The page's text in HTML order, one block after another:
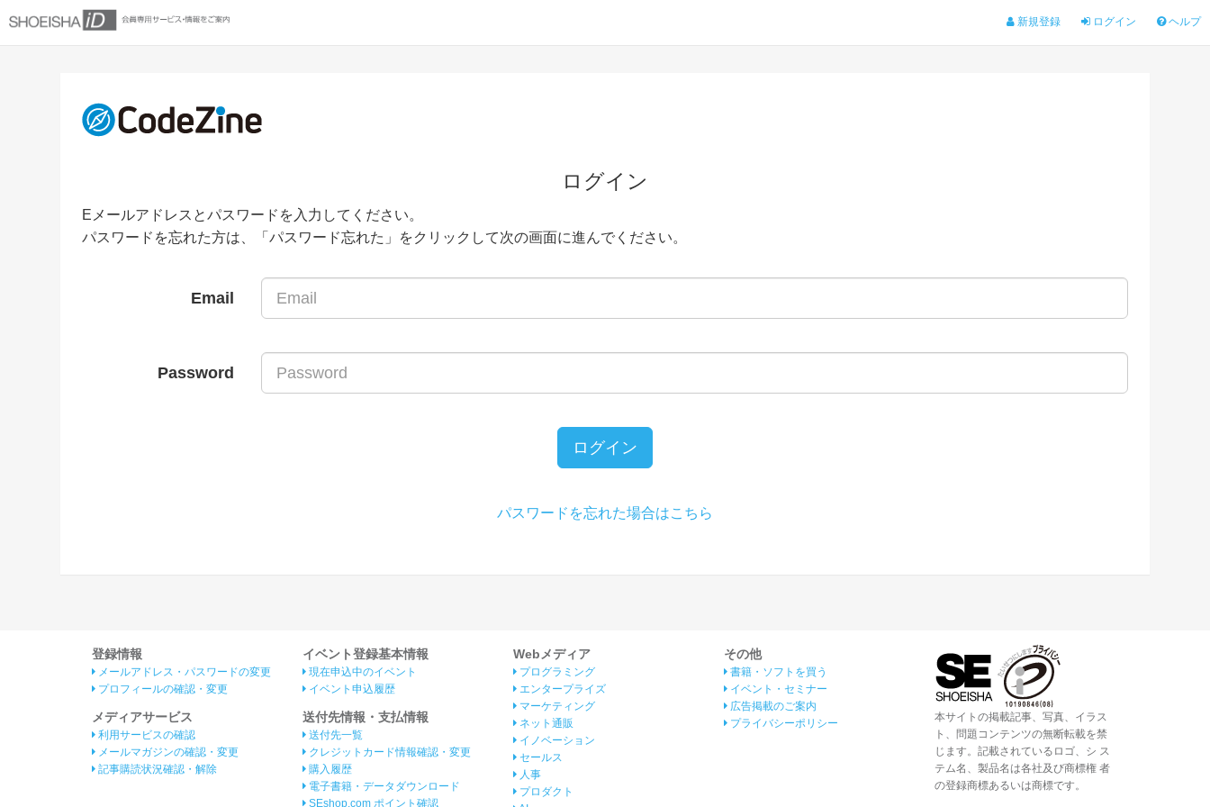
新規登録 ログイン ヘルプ
ログイン
Eメールアドレスとパスワードを入力してください。
パスワードを忘れた方は、「パスワード忘れた」をクリックして次の画面に進んでください。
Email
Password
ログイン
パスワードを忘れた場合はこちら
登録情報
メールアドレス・パスワードの変更
プロフィールの確認・変更
メディアサービス
利用サービスの確認
メールマガジンの確認・変更
記事購読状況確認・解除
イベント登録基本情報
現在申込中のイベント
イベント申込履歴
送付先情報・支払情報
送付先一覧
クレジットカード情報確認・変更
購入履歴
電子書籍・データダウンロード
SEshop.com ポイント確認
Webメディア
プログラミング
エンタープライズ
マーケティング
ネット通販
イノベーション
セールス
人事
プロダクト
その他
書籍・ソフトを買う
イベント・セミナー
広告掲載のご案内
プライバシーポリシー
本サイトの掲載記事、写真、イラス
ト、問題コンテンツの無断転載を禁
じます。記載されているロゴ、シ ス
テム名、製品名は各社及び商標権 者
の登録商標あるいは商標です。